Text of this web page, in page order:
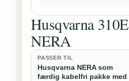
Husqvarna 310E
NERA
PASSER TIL
Husqvarna NERA som
færdig kabelfri pakke med